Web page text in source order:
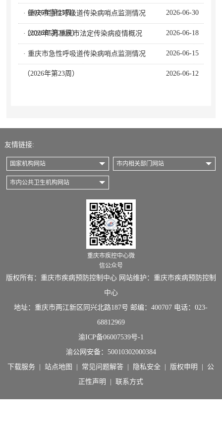
（2026年第25周） 2026-06-30
· 重庆市急性呼吸道传染病哨点监测情况
（2026年第24周） 2026-06-18
· 2026年5月重庆市法定传染病疫情概况
2026-06-15
· 重庆市急性呼吸道传染病哨点监测情况
（2026年第23周） 2026-06-12
友情链接:
国家机构网站 市内相关部门网站
市内公共卫生机构网站
重庆市疾控中心微
信公众号
版权所有：重庆市疾病预防控制中心 网站维护：重庆市疾病预防控制
中心
地址：重庆市两江新区同兴北路187号 邮编：400707 电话：023-
68812969
渝ICP备06007539号-1
渝公网安备： 50010302000384
下载服务 |站点地图 常见问题解答 隐私安全 版权申明
公
正性声明
|联系方式